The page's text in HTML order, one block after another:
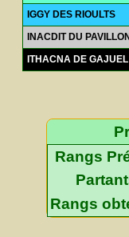
IGGY DES RIOULTS
INACDIT DU PAVILLON
ITHACNA DE GAJUEL
Rangs
Rangs